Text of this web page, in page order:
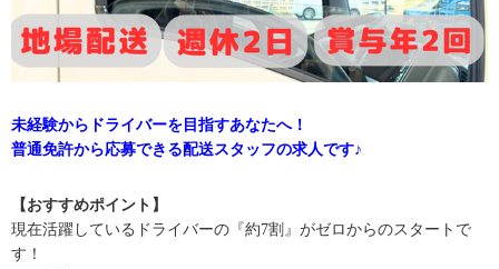
未経験からドライバーを目指すあなたへ！
普通免許から応募できる配送スタッフの求人です♪
【おすすめポイント】
現在活躍しているドライバーの『約7割』がゼロからのスタートで
す！